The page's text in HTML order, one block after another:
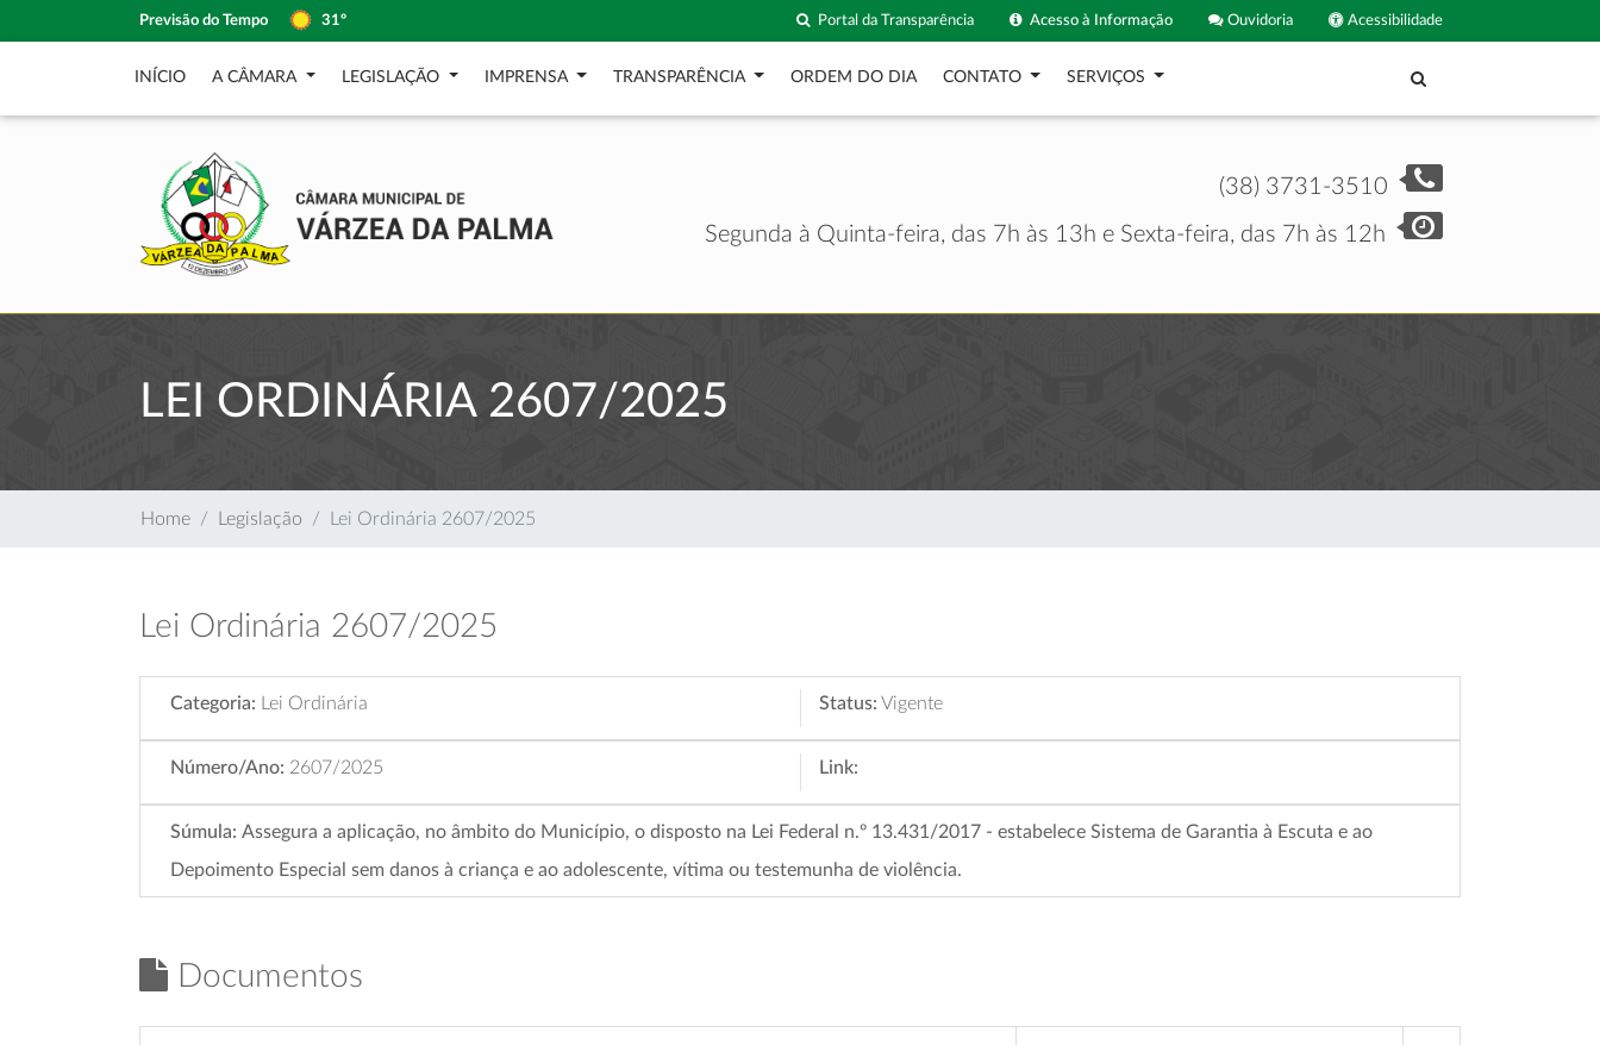
Previsão do Tempo 31º Acessibilidade
Ouvidoria
Acesso à Informação
Portal da Transparência
INÍCIO A CÂMARA LEGISLAÇÃO IMPRENSA TRANSPARÊNCIA ORDEM DO DIA CONTATO SERVIÇOS
(38) 3731-3510
Segunda à Quinta-feira, das 7h às 13h e Sexta-feira, das 7h às 12h
LEI ORDINÁRIA 2607/2025
Home Legislação Lei Ordinária 2607/2025
Lei Ordinária 2607/2025
Categoria: Lei Ordinária Status: Vigente
Número/Ano: 2607/2025 Link:
Súmula: Assegura a aplicação, no âmbito do Município, o disposto na Lei Federal n.º 13.431/2017 - estabelece Sistema de Garantia à Escuta e ao
Depoimento Especial sem danos à criança e ao adolescente, vítima ou testemunha de violência.
Documentos